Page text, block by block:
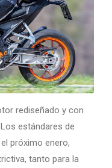
rediseñado y con
estándares de
próximo enero,
tanto para la